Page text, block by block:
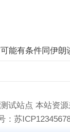
能有条件同伊朗
试站点 本站资源
：苏